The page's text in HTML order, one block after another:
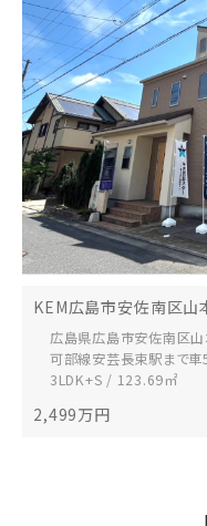
KEM広島市安佐南区山
広島県広島市安佐南区
可部線安芸長束駅まで
3LDK+S / 123.69㎡
2,499万円